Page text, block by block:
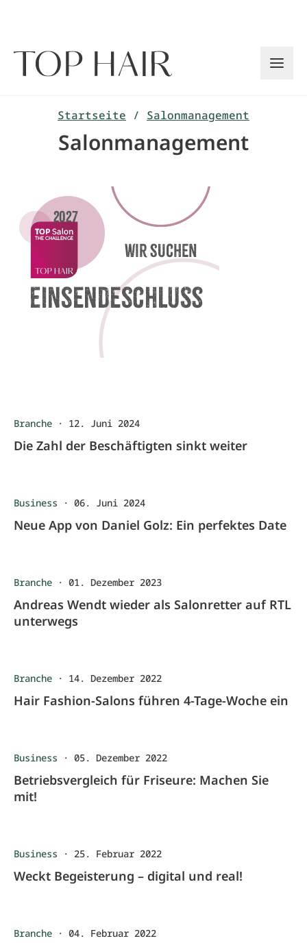
Startseite / Salonmanagement
Salonmanagement
Branche · 12. Juni 2024
Die Zahl der Beschäftigten sinkt weiter
Business · 06. Juni 2024
Neue App von Daniel Golz: Ein perfektes Date
Branche · 01. Dezember 2023
Andreas Wendt wieder als Salonretter auf RTL
unterwegs
Branche · 14. Dezember 2022
Hair Fashion-Salons führen 4-Tage-Woche ein
Business · 05. Dezember 2022
Betriebsvergleich für Friseure: Machen Sie
mit!
Business · 25. Februar 2022
Weckt Begeisterung – digital und real!
Branche · 04. Februar 2022